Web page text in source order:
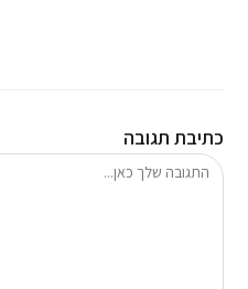
כתיבת תגובה